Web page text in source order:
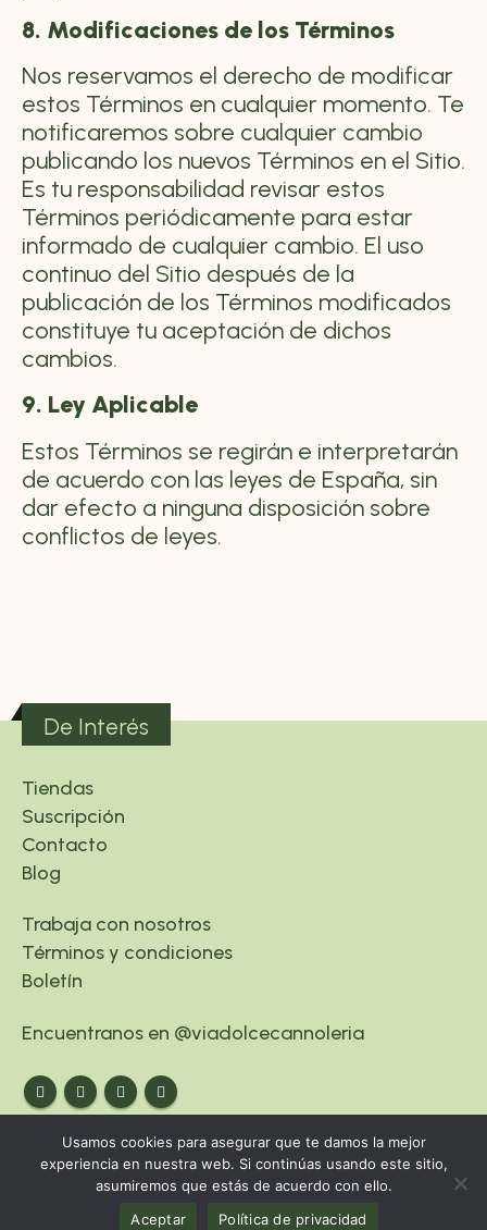
8. Modificaciones de los Términos
Nos reservamos el derecho de modificar
estos Términos en cualquier momento. Te
notificaremos sobre cualquier cambio
publicando los nuevos Términos en el Sitio.
Es tu responsabilidad revisar estos
Términos periódicamente para estar
informado de cualquier cambio. El uso
continuo del Sitio después de la
publicación de los Términos modificados
constituye tu aceptación de dichos
cambios.
9. Ley Aplicable
Estos Términos se regirán e interpretarán
de acuerdo con las leyes de España, sin
dar efecto a ninguna disposición sobre
conflictos de leyes.
De Interés
Tiendas
Suscripción
Contacto
Blog
Trabaja con nosotros
Términos y condiciones
Boletín
Encuentranos en @viadolcecannoleria
© Copyright 2024. www.viadolce.es
Usamos cookies para asegurar que te damos la mejor
experiencia en nuestra web. Si continúas usando este sitio,
asumiremos que estás de acuerdo con ello.
Aceptar
Política de privacidad